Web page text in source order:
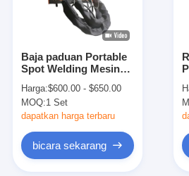
Baja paduan Portable
Spot Welding Mesin
Pengelasan
Harga:$600.00 - $650.00
MOQ:1 Set
dapatkan harga terbaru
bicara sekarang